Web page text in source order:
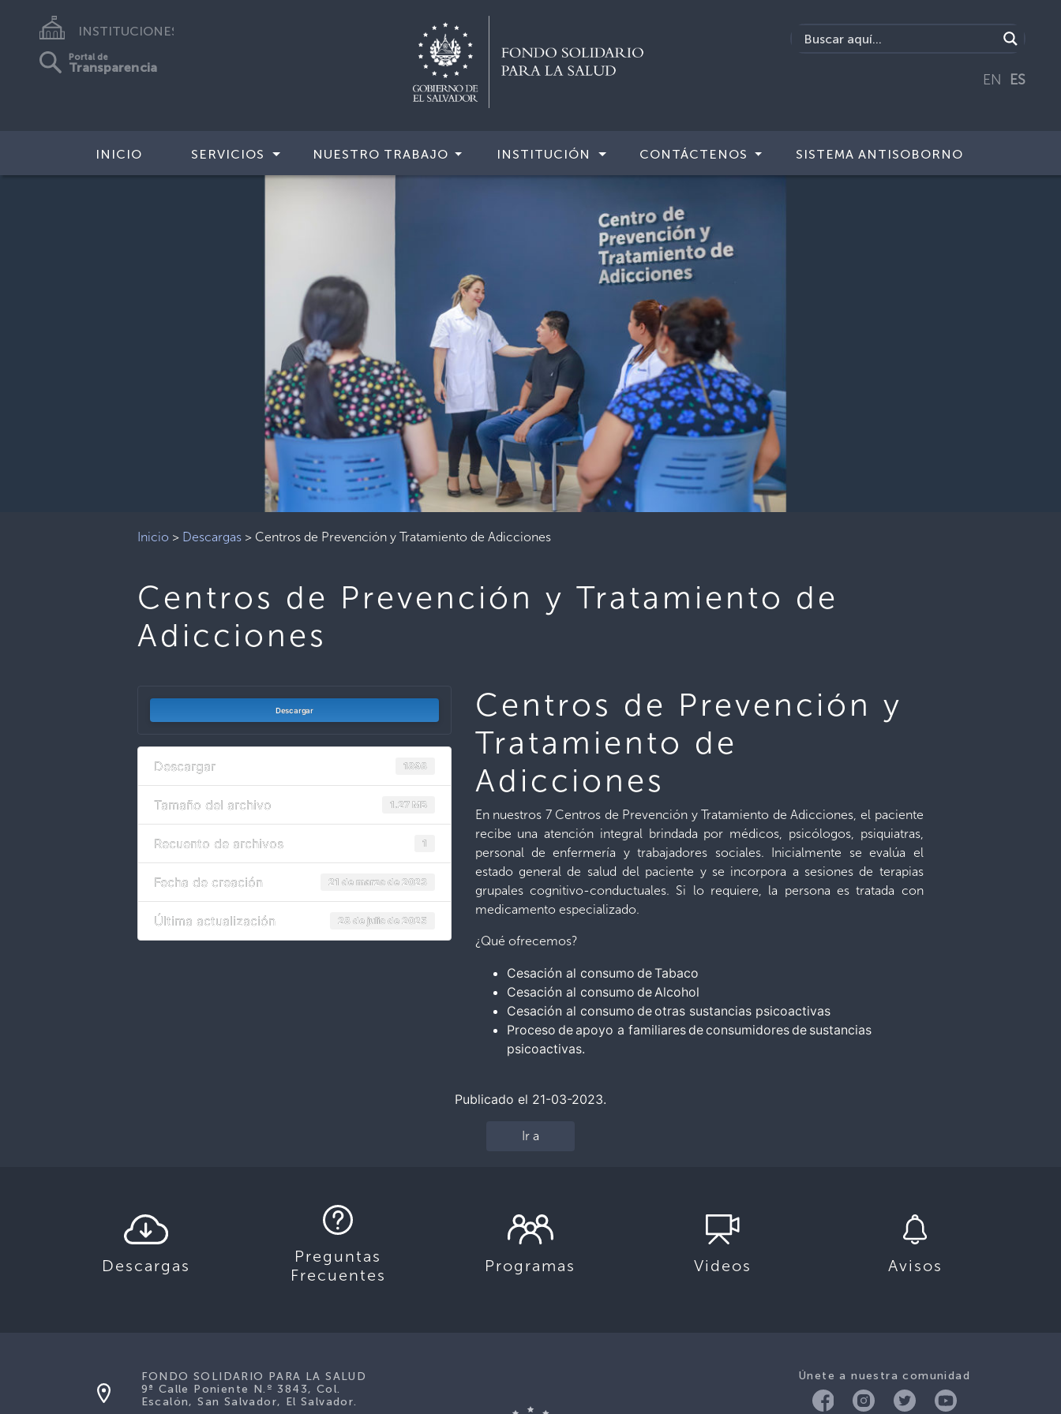
INSTITUCIONES
Portal de
Transparencia
EN ES
INICIO SERVICIOS NUESTRO TRABAJO INSTITUCIÓN CONTÁCTENOS SISTEMA ANTISOBORNO
Inicio > Descargas > Centros de Prevención y Tratamiento de Adicciones
Centros de Prevención y Tratamiento de
Adicciones
Descargar
Descargar 1898
Tamaño del archivo 1.27 MB
Recuento de archivos 1
Fecha de creación 21 de marzo de 2023
Última actualización 28 de julio de 2025
Centros de Prevención y
Tratamiento de
Adicciones
En nuestros 7 Centros de Prevención y Tratamiento de Adicciones, el paciente
recibe una atención integral brindada por médicos, psicólogos, psiquiatras,
personal de enfermería y trabajadores sociales. Inicialmente se evalúa el
estado general de salud del paciente y se incorpora a sesiones de terapias
grupales cognitivo-conductuales. Si lo requiere, la persona es tratada con
medicamento especializado.
¿Qué ofrecemos?
Cesación al consumo de Tabaco
Cesación al consumo de Alcohol
Cesación al consumo de otras sustancias psicoactivas
Proceso de apoyo a familiares de consumidores de sustancias
psicoactivas.
Publicado el 21-03-2023.
Ir a
Descargas
Preguntas
Frecuentes
Programas Videos Avisos
Únete a nuestra comunidad
FONDO SOLIDARIO PARA LA SALUD
9ª Calle Poniente N.º 3843, Col.
Escalón, San Salvador, El Salvador.